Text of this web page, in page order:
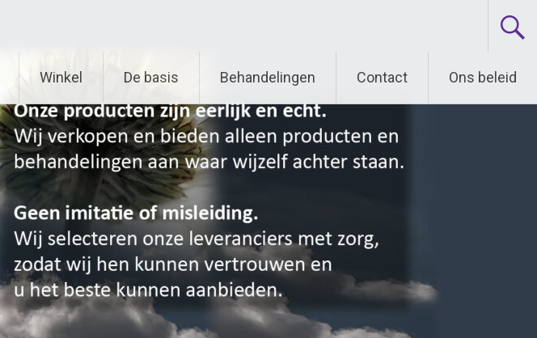
Winkel De basis Behandelingen Contact Ons beleid